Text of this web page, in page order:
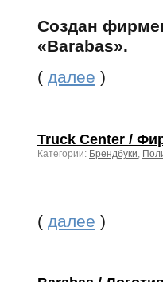
Создан
«Barabas».
( далее )
Truck Center /
Категории: Брендбуки
( далее )